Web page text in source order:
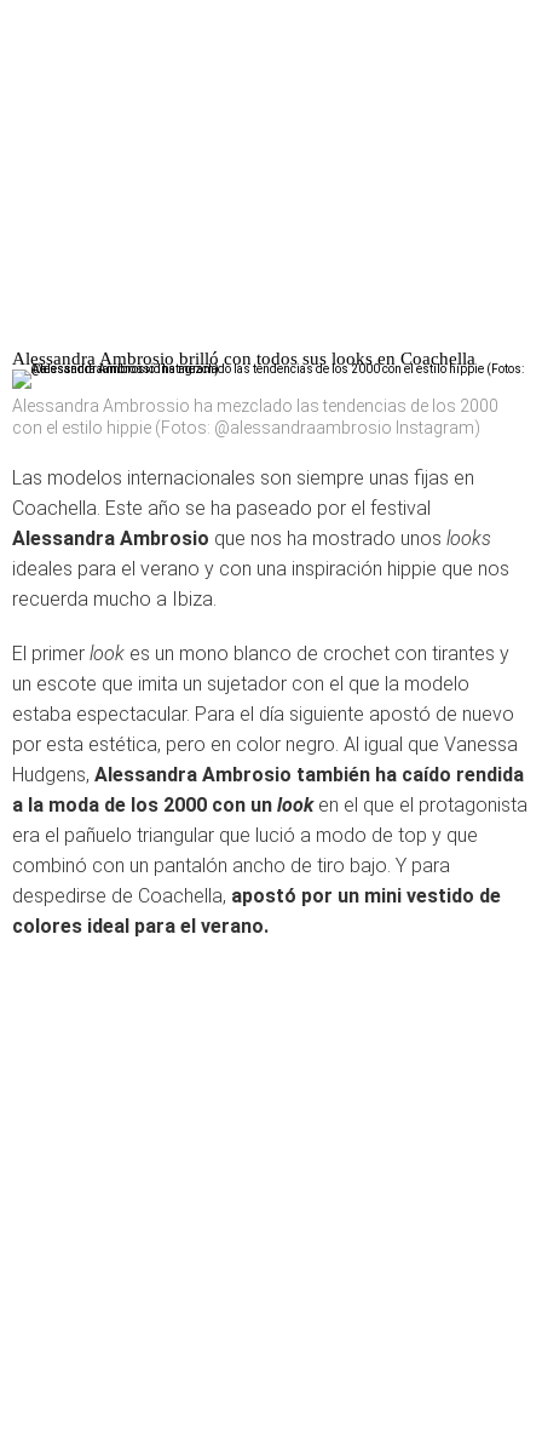
Alessandra Ambrosio brilló con todos sus looks en Coachella
Alessandra Ambrossio ha mezclado las tendencias de los 2000
con el estilo hippie (Fotos: @alessandraambrosio Instagram)
Las modelos internacionales son siempre unas fijas en
Coachella. Este año se ha paseado por el festival
Alessandra Ambrosio que nos ha mostrado unos looks
ideales para el verano y con una inspiración hippie que nos
recuerda mucho a Ibiza.
El primer look es un mono blanco de crochet con tirantes y
un escote que imita un sujetador con el que la modelo
estaba espectacular. Para el día siguiente apostó de nuevo
por esta estética, pero en color negro. Al igual que Vanessa
Hudgens, Alessandra Ambrosio también ha caído rendida
a la moda de los 2000 con un look en el que el protagonista
era el pañuelo triangular que lució a modo de top y que
combinó con un pantalón ancho de tiro bajo. Y para
despedirse de Coachella, apostó por un mini vestido de
colores ideal para el verano.